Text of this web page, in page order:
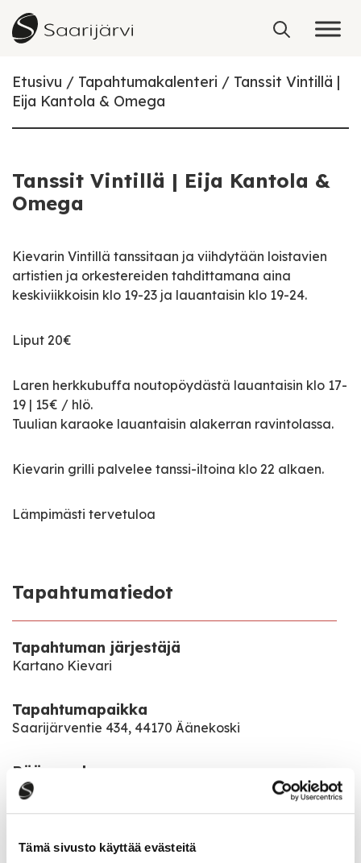
Tämä sivusto käyttää evästeitä
Skip to content
Etusivu Tapahtumakalenteri
Tanssit Vintillä |
Eija Kantola & Omega
Tanssit Vintillä | Eija Kantola &
Omega
Kievarin Vintillä tanssitaan ja viihdytään loistavien
artistien ja orkestereiden tahdittamana aina
keskiviikkoisin klo 19-23 ja lauantaisin klo 19-24.
Liput 20€
Laren herkkubuffa noutopöydästä lauantaisin klo 17-
19 | 15€ / hlö.
Tuulian karaoke lauantaisin alakerran ravintolassa.
Kievarin grilli palvelee tanssi-iltoina klo 22 alkaen.
Lämpimästi tervetuloa
Tapahtumatiedot
Tapahtuman järjestäjä
Kartano Kievari
Tapahtumapaikka
Saarijärventie 434, 44170 Äänekoski
Pääsymaksu
20,00€
Katso kaikki tapahtumat